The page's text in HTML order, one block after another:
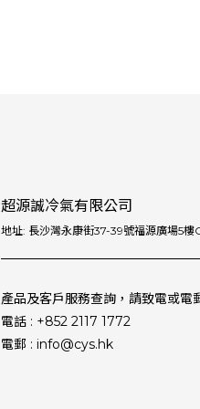
超源誠冷氣有限公司
地址: 長沙灣永康街37-39號福源廣場5樓
產品及客戶服務查詢，請致電或電
電話 : +852 2117 1772
電郵 : info@cys.hk